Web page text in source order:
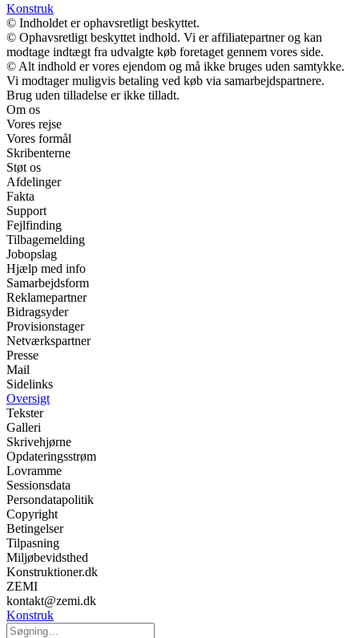
Konstruk
© Indholdet er ophavsretligt beskyttet.
© Ophavsretligt beskyttet indhold. Vi er affiliatepartner og kan
modtage indtægt fra udvalgte køb foretaget gennem vores side.
© Alt indhold er vores ejendom og må ikke bruges uden samtykke.
Vi modtager muligvis betaling ved køb via samarbejdspartnere.
Brug uden tilladelse er ikke tilladt.
Om os
Vores rejse
Vores formål
Skribenterne
Støt os
Afdelinger
Fakta
Support
Fejlfinding
Tilbagemelding
Jobopslag
Hjælp med info
Samarbejdsform
Reklamepartner
Bidragsyder
Provisionstager
Netværkspartner
Presse
Mail
Sidelinks
Oversigt
Tekster
Galleri
Skrivehjørne
Opdateringsstrøm
Lovramme
Sessionsdata
Persondatapolitik
Copyright
Betingelser
Tilpasning
Miljøbevidsthed
Konstruktioner.dk
ZEMI
kontakt@zemi.dk
Konstruk